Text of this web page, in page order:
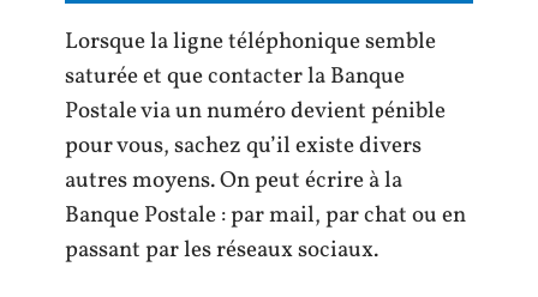
Lorsque la ligne téléphonique semble
saturée et que contacter la Banque
Postale via un numéro devient pénible
pour vous, sachez qu’il existe divers
autres moyens. On peut écrire à la
Banque Postale : par mail, par chat ou en
passant par les réseaux sociaux.